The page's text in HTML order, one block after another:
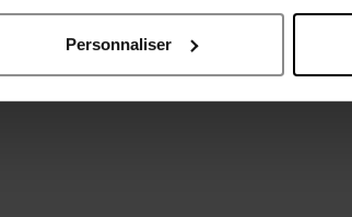
Personnaliser